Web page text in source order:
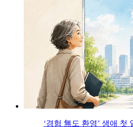
‘경험 無도 환영’ 생애 첫